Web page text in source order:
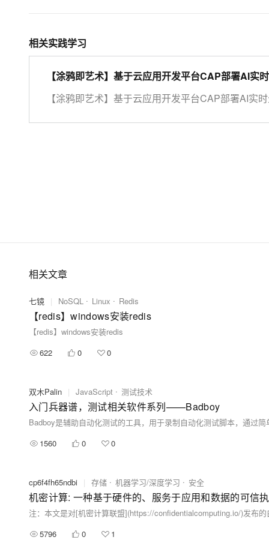
相关实践学习
【涂鸦即艺术】基于云应用开发平台CAP部署AI实
【涂鸦即艺术】基于云应用开发平台CAP部署AI实
相关文章
七镜 | NoSQL Linux Redis
【redis】windows安装redis
【redis】windows安装redis
622
0 0
双木Palin | JavaScript 测试技术
入门兵器谱，测试相关软件系列——Badboy
1560 0 0
cp6f4fh65ndbi | 存储 机器学习/深度学习 安全
机密计算: 一种基于硬件的、服务于应用和数据的可信
5796 0 1